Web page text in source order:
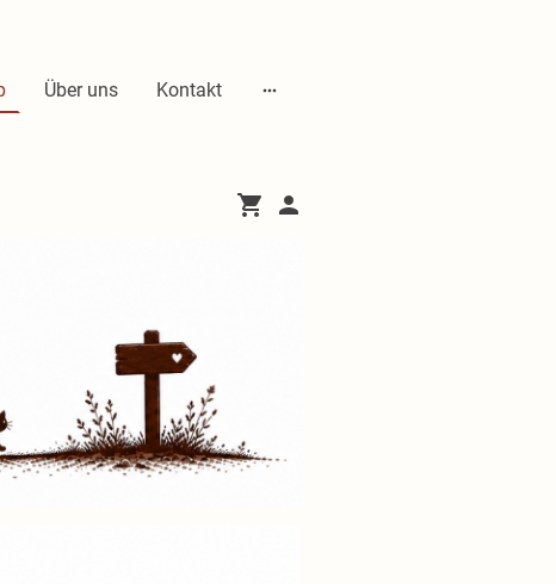
Über uns Kontakt